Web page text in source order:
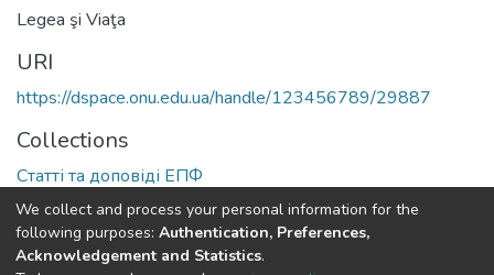
Legea şi Viaţa
URI
https://dspace.onu.edu.ua/handle/123456789/29887
Collections
Статті та доповіді ЕПФ
Full item page
We collect and process your personal information for the
following purposes: Authentication, Preferences,
Acknowledgement and Statistics.